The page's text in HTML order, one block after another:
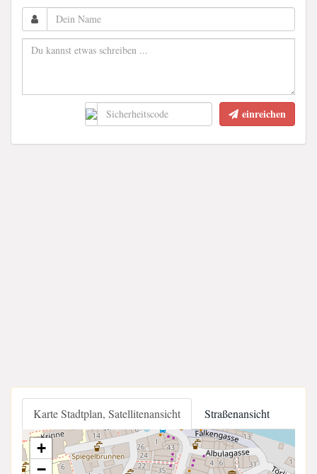
einreichen
Karte Stadtplan, Satellitenansicht Straßenansicht
+
−